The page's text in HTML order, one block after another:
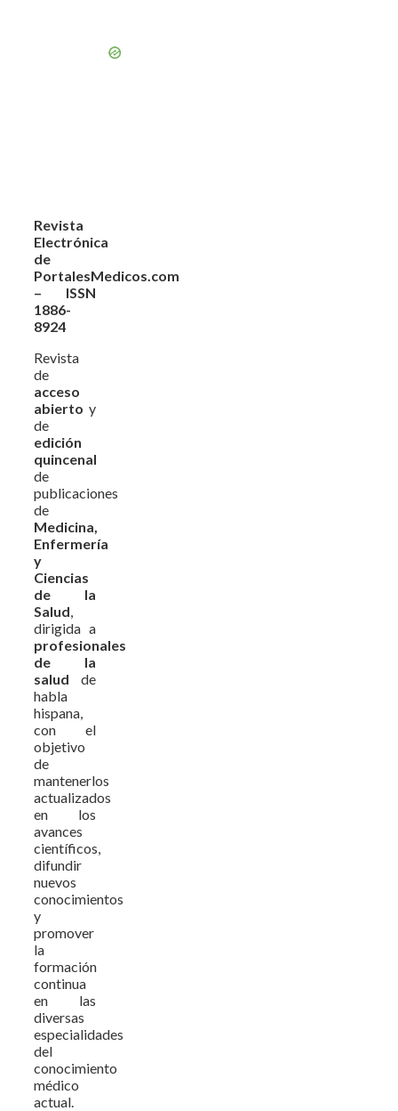
Revista
Electrónica
de
PortalesMedicos.com
– ISSN
1886-
8924
Revista
de
acceso
abierto y
de
edición
quincenal
de
publicaciones
de
Medicina,
Enfermería
y
Ciencias
de la
Salud,
dirigida a
profesionales
de la
salud de
habla
hispana,
con el
objetivo
de
mantenerlos
actualizados
en los
avances
científicos,
difundir
nuevos
conocimientos
y
promover
la
formación
continua
en las
diversas
especialidades
del
conocimiento
médico
actual.